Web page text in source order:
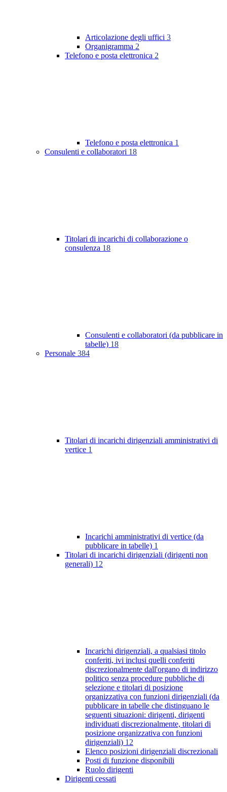
Articolazione degli uffici 3
Organigramma 2
Telefono e posta elettronica 2
Telefono e posta elettronica 1
Consulenti e collaboratori 18
Titolari di incarichi di collaborazione o
consulenza 18
Consulenti e collaboratori (da pubblicare in
tabelle) 18
Personale 384
Titolari di incarichi dirigenziali amministrativi di
vertice 1
Incarichi amministrativi di vertice (da
pubblicare in tabelle) 1
Titolari di incarichi dirigenziali (dirigenti non
generali) 12
Incarichi dirigenziali, a qualsiasi titolo
conferiti, ivi inclusi quelli conferiti
discrezionalmente dall'organo di indirizzo
politico senza procedure pubbliche di
selezione e titolari di posizione
organizzativa con funzioni dirigenziali (da
pubblicare in tabelle che distinguano le
seguenti situazioni: dirigenti, dirigenti
individuati discrezionalmente, titolari di
posizione organizzativa con funzioni
dirigenziali) 12
Elenco posizioni dirigenziali discrezionali
Posti di funzione disponibili
Ruolo dirigenti
Dirigenti cessati